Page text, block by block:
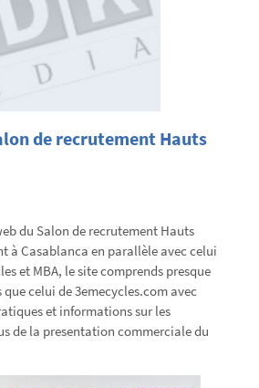
de recrutement Hauts
du Salon de recrutement Hauts
à Casablanca en parallèle avec celui
et MBA, le site comprends presque
celui de 3emecycles.com avec
et informations sur les
de la presentation commerciale du